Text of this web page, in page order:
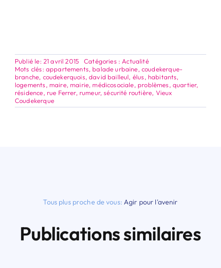
Publié le: 21 avril 2015 Catégories : Actualité
Mots clés: appartements, balade urbaine, coudekerque-
branche, coudekerquois,david bailleul, élus, habitants,
logements, maire, mairie, médicosociale, problèmes, quartier,
résidence, rue Ferrer, rumeur,sécurité routière, Vieux
Coudekerque
Tous plus proche de vous: Agir pour l'avenir
Publications similaires